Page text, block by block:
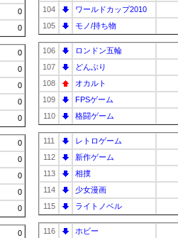
0
0
0
0
0
0
0
0
0
0
0
0
0
104
ワールドカップ2010
105
モノ/持ち物
106
ロンドン五輪
107
どんぶり
108
オカルト
109
FPSゲーム
110
格闘ゲーム
111
レトロゲーム
112
新作ゲーム
113
相撲
114
少女漫画
115
ライトノベル
116
ホビー